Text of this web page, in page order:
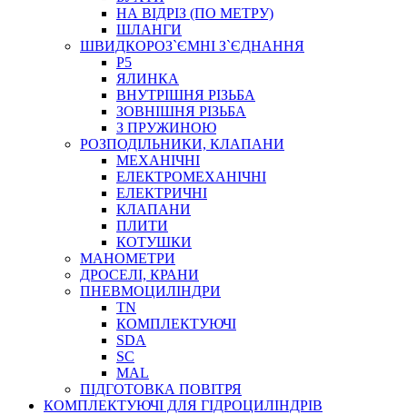
НА ВІДРІЗ (ПО МЕТРУ)
ШЛАНГИ
ШВИДКОРОЗ`ЄМНІ З`ЄДНАННЯ
P5
ЯЛИНКА
ВНУТРІШНЯ РІЗЬБА
ЗОВНІШНЯ РІЗЬБА
З ПРУЖИНОЮ
РОЗПОДІЛЬНИКИ, КЛАПАНИ
МЕХАНІЧНІ
ЕЛЕКТРОМЕХАНІЧНІ
ЕЛЕКТРИЧНІ
КЛАПАНИ
ПЛИТИ
КОТУШКИ
МАНОМЕТРИ
ДРОСЕЛІ, КРАНИ
ПНЕВМОЦИЛІНДРИ
TN
КОМПЛЕКТУЮЧІ
SDA
SC
MAL
ПІДГОТОВКА ПОВІТРЯ
КОМПЛЕКТУЮЧІ ДЛЯ ГІДРОЦИЛІНДРІВ